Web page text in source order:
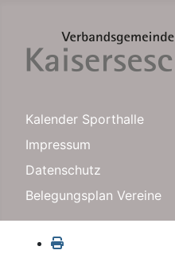
Kalender Sporthalle
Impressum
Datenschutz
Belegungsplan Vereine